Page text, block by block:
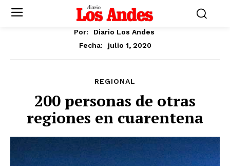
Por:
Diario Los Andes
Fecha:
julio 1, 2020
REGIONAL
200 personas de otras
regiones en cuarentena